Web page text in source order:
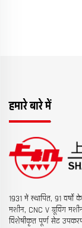
हमारे बारे में
1931 में स्थापित, 91
मशीन, CNC V ग्रूविंग
विशेषीकृत पूर्ण सेट